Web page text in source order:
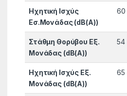
Ηχητική Ισχύς
Εσ.Μονάδας (dB(A))
60
Στάθμη Θορύβου Εξ.
Μονάδας (dB(A))
54
Ηχητική Ισχύς Εξ.
Μονάδας (dB(A))
65